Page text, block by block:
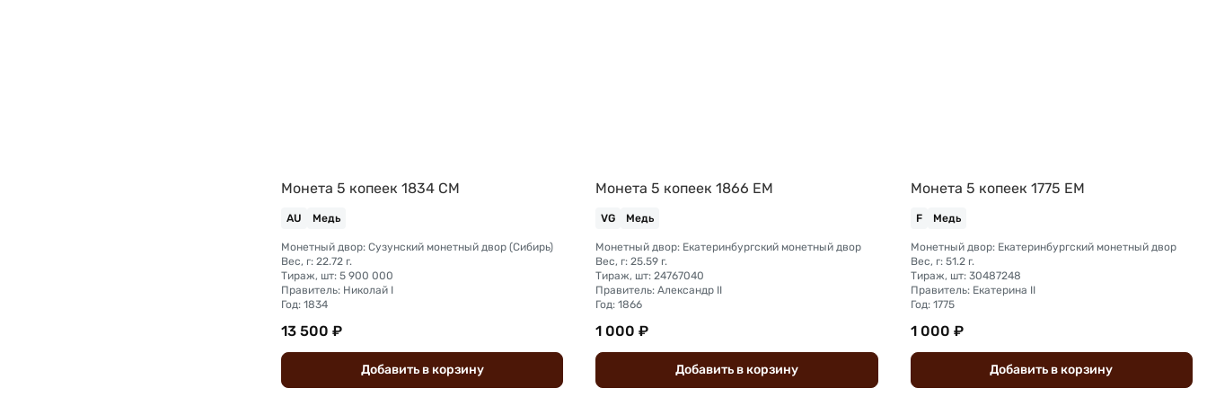
Монета 5 копеек 1834 СМ
AU Медь
Монетный двор: Сузунский монетный двор (Сибирь)
Вес, г: 22.72 г.
Тираж, шт: 5 900 000
Правитель: Николай I
Год: 1834
13 500 ₽
Добавить вкорзину
Монета 5 копеек 1866 ЕМ
VG Медь
Монетный двор: Екатеринбургский монетный двор
Вес, г: 25.59 г.
Тираж, шт: 24767040
Правитель: Александр II
Год: 1866
1 000 ₽
Добавить вкорзину
Монета 5 копеек 1775 ЕМ
F Медь
Монетный двор: Екатеринбургский монетный двор
Вес, г: 51.2 г.
Тираж, шт: 30487248
Правитель: Екатерина II
Год: 1775
1 000 ₽
Добавить в корзину